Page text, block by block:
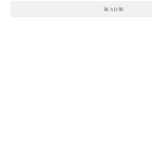
🌺AD🌺